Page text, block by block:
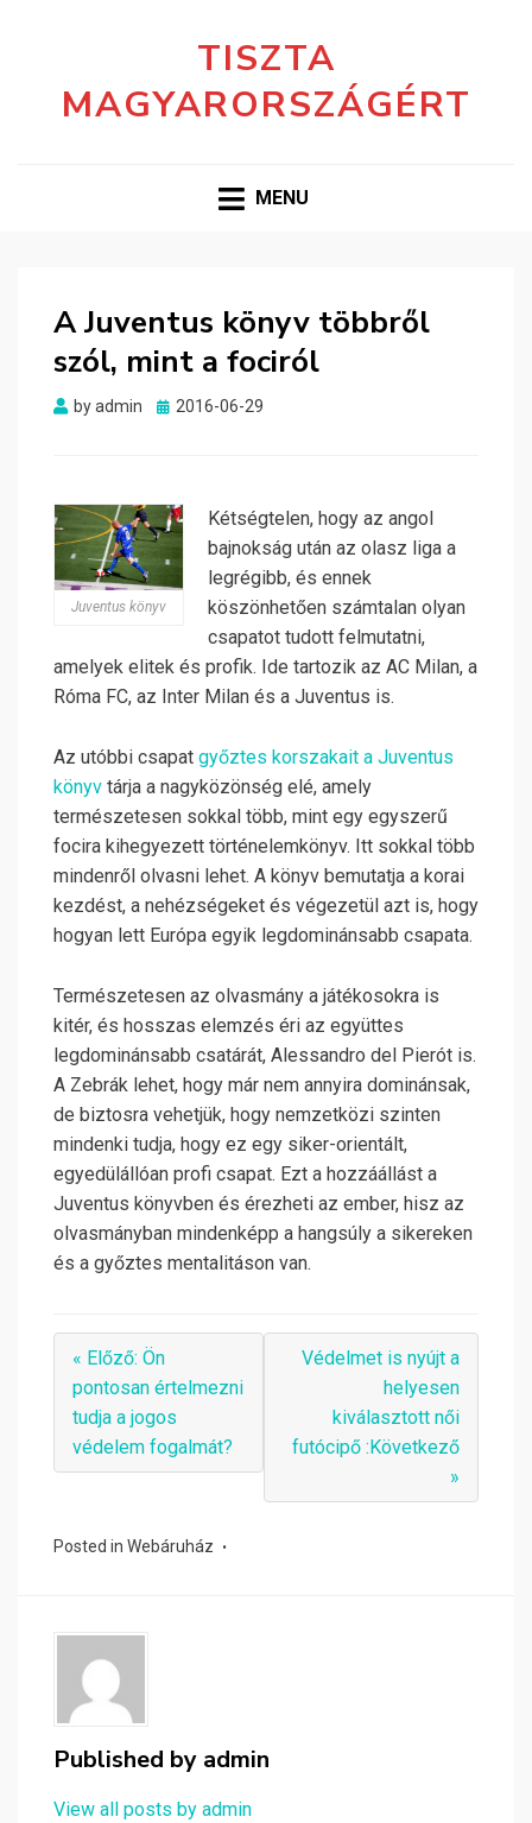
TISZTA
MAGYARORSZÁGÉRT
MENU
A Juventus könyv többről
szól, mint a fociról
byadmin
Posted
2016-06-29
Juventus könyv
Kétségtelen, hogy az angol
bajnokság után az olasz liga a
legrégibb, és ennek
köszönhetően számtalan olyan
csapatot tudott felmutatni,
amelyek elitek és profik. Ide tartozik az AC Milan, a
Róma FC, az Inter Milan és a Juventus is.
Az utóbbi csapat győztes korszakait a Juventus
könyv tárja a nagyközönség elé, amely
természetesen sokkal több, mint egy egyszerű
focira kihegyezett történelemkönyv. Itt sokkal több
mindenről olvasni lehet. A könyv bemutatja a korai
kezdést, a nehézségeket és végezetül azt is, hogy
hogyan lett Európa egyik legdominánsabb csapata.
Természetesen az olvasmány a játékosokra is
kitér, és hosszas elemzés éri az együttes
legdominánsabb csatárát, Alessandro del Pierót is.
A Zebrák lehet, hogy már nem annyira dominánsak,
de biztosra vehetjük, hogy nemzetközi szinten
mindenki tudja, hogy ez egy siker-orientált,
egyedülállóan profi csapat. Ezt a hozzáállást a
Juventus könyvben és érezheti az ember, hisz az
olvasmányban mindenképp a hangsúly a sikereken
és a győztes mentalitáson van.
« Előző: Ön
pontosan értelmezni
tudja a jogos
védelem fogalmát?
Védelmet is nyújt a
helyesen
kiválasztott női
futócipő :Következő
»
Posted in Webáruház
Published by admin
View all posts by admin